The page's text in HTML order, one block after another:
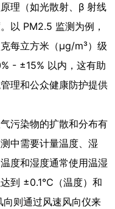
理（如光散射、β 射线
以 PM2.5 监测为例，
每立方米（μg/m³）级
- ±15% 以内，这有助
理和公众健康防护提供
污染物的扩散和分布有
中需要计量温度、湿
度和湿度通常使用温湿
到 ±0.1℃（温度）和
则通过风速风向仪来